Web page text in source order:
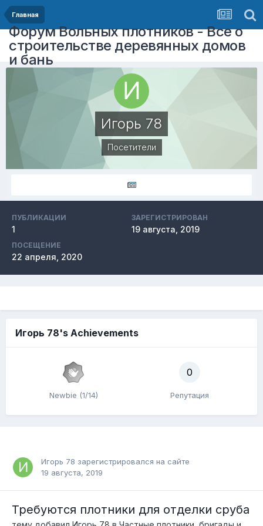
Главная
Форум Вольных плотников - Все о
строительстве деревянных домов
и бань
Игорь 78
Посетители
ПУБЛИКАЦИИ
1
ЗАРЕГИСТРИРОВАН
19 августа, 2019
ПОСЕЩЕНИЕ
22 апреля, 2020
Игорь 78's Achievements
Newbie (1/14)
0
Репутация
Игорь 78 зарегистрировался на сайте
19 августа, 2019
Требуются плотники для отделки сруба